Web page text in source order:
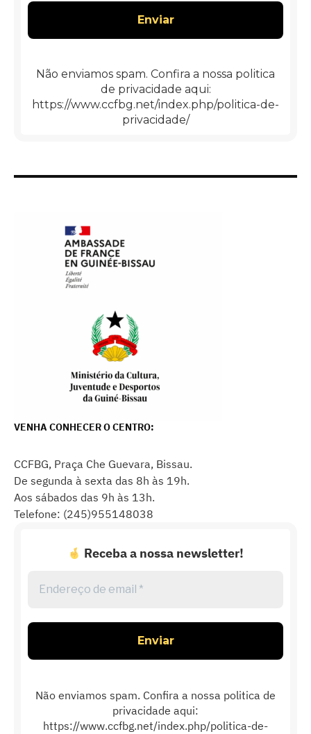
*
Não enviamos spam. Confira a nossa politica
de privacidade aqui:
https://www.ccfbg.net/index.php/politica-de-
privacidade/
VENHA CONHECER O CENTRO:
CCFBG, Praça Che Guevara, Bissau.
De segunda à sexta das 8h às 19h.
Aos sábados das 9h às 13h.
Telefone: (245)955148038
Receba a nossa newsletter!
de
*
Não enviamos spam. Confira a nossa politica de
privacidade aqui:
https://www.ccfbg.net/index.php/politica-de-